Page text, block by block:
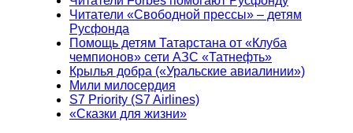
Читатели «Свободной прессы» – детям
Русфонда
Помощь детям Татарстана от «Клуба
чемпионов» сети АЗС «Татнефть»
Крылья добра («Уральские авиалинии»)
Мили милосердия
S7 Priority (S7 Airlines)
«Сказки для жизни»